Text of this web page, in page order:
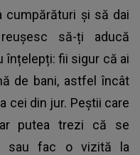
și să dai
să-ți aducă
înțelepți: fii sigur că ai
de bani, astfel încât
cei din jur. Peștii care
putea trezi că se
sau fac o vizită la